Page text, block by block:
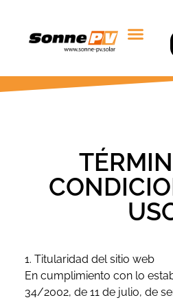
1. Titularidad del sitio web
En cumplimiento con lo
34/2002, de 11 de julio, de